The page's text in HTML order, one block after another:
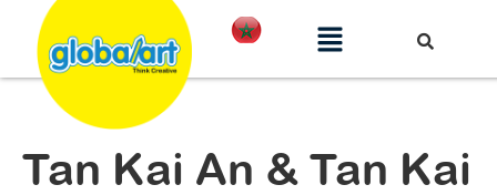
Tan Kai An & Tan Kai